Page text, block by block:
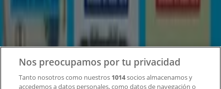
Soluciones para empresas
Noticias y prensa
Trabaja con nosotros
Nos preocupamos por tu privacidad
Tanto nosotros como nuestros 1014socios almacenamos y
accedemos a datos personales, como datos de navegación o